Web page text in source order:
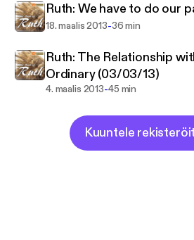
Ruth: We have to do our
18. maalis 2013-36 min
Ruth: The Relationship
Ordinary (03/03/13)
4. maalis 2013-45 min
Kuuntele